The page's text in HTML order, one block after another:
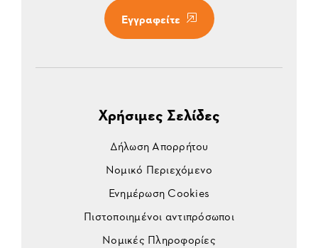
Εγγραφείτε
Χρήσιμες Σελίδες
Δήλωση Απορρήτου
Νομικό Περιεχόμενο
Ενημέρωση Cookies
Πιστοποιημένοι αντιπρόσωποι
Νομικές Πληροφορίες